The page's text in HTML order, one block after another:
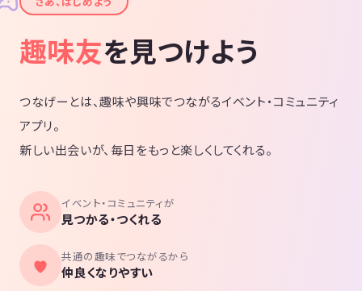
趣味友を見つけよう
つなげーとは、趣味や興味でつながるイベント・コミュニティ
アプリ。
新しい出会いが、毎日をもっと楽しくしてくれる。
イベント・コミュニティが
見つかる・つくれる
共通の趣味でつながるから
仲良くなりやすい